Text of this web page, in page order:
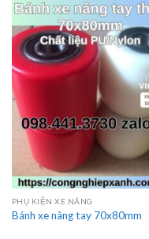
PHỤ KIỆN XE NÂNG
Bánh xe nâng tay 70x80mm